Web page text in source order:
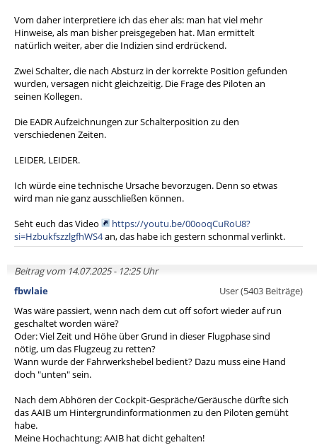
Vom daher interpretiere ich das eher als: man hat viel mehr
Hinweise, als man bisher preisgegeben hat. Man ermittelt
natürlich weiter, aber die Indizien sind erdrückend.
Zwei Schalter, die nach Absturz in der korrekte Position gefunden
wurden, versagen nicht gleichzeitig. Die Frage des Piloten an
seinen Kollegen.
Die EADR Aufzeichnungen zur Schalterposition zu den
verschiedenen Zeiten.
LEIDER, LEIDER.
Ich würde eine technische Ursache bevorzugen. Denn so etwas
wird man nie ganz ausschließen können.
Seht euch das Video
https://youtu.be/00ooqCuRoU8?
si=HzbukfszzlgfhWS4an, das habe ich gestern schonmal verlinkt.
Beitrag vom 14.07.2025 - 12:25 Uhr
fbwlaie
User (5403 Beiträge)
Was wäre passiert, wenn nach dem cut off sofort wieder auf run
geschaltet worden wäre?
Oder: Viel Zeit und Höhe über Grund in dieser Flugphase sind
nötig, um das Flugzeug zu retten?
Wann wurde der Fahrwerkshebel bedient? Dazu muss eine Hand
doch "unten" sein.
Nach dem Abhören der Cockpit-Gespräche/Geräusche dürfte sich
das AAIB um Hintergrundinformationmen zu den Piloten gemüht
habe.
Meine Hochachtung: AAIB hat dicht gehalten!